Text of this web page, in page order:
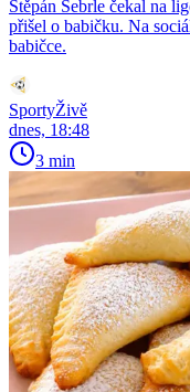
Štěpán Šebrle čekal na
přišel o babičku. Na
babičce.
SportyŽivě
dnes, 18:48
3 min